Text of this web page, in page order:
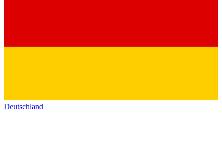
Deutschland